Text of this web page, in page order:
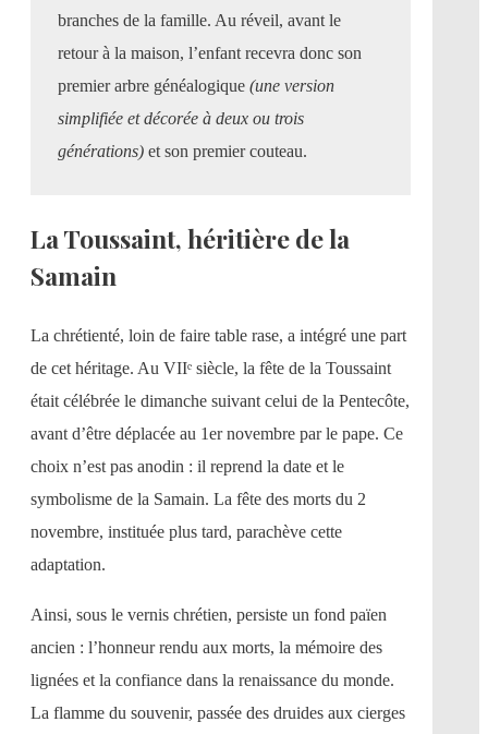
branches de la famille. Au réveil, avant le
retour à la maison, l’enfant recevra donc son
premier arbre généalogique (une version
simplifiée et décorée à deux ou trois
générations) et son premier couteau.
La Toussaint, héritière de la
Samain
La chrétienté, loin de faire table rase, a intégré une part
de cet héritage. Au VIIᵉ siècle, la fête de la Toussaint
était célébrée le dimanche suivant celui de la Pentecôte,
avant d’être déplacée au 1er novembre par le pape. Ce
choix n’est pas anodin : il reprend la date et le
symbolisme de la Samain. La fête des morts du 2
novembre, instituée plus tard, parachève cette
adaptation.
Ainsi, sous le vernis chrétien, persiste un fond païen
ancien : l’honneur rendu aux morts, la mémoire des
lignées et la confiance dans la renaissance du monde.
La flamme du souvenir, passée des druides aux cierges